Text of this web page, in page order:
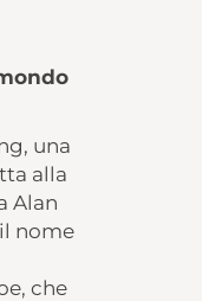
una
alla
Alan
nome
che